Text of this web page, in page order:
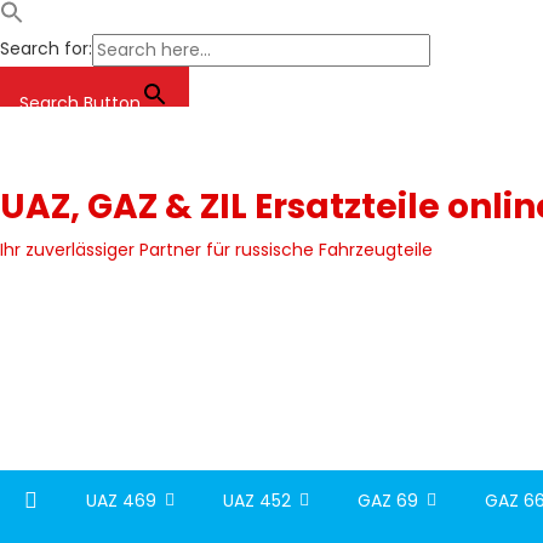
Search for:
Search Button
UAZ, GAZ & ZIL Ersatzteile
Ihr zuverlässiger Partner für russische Fahrzeugteile
UAZ 469 UAZ 452 GAZ 69 GAZ